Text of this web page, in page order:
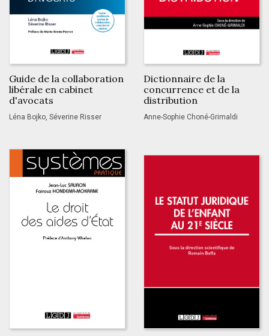
Guide de la collaboration
libérale en cabinet
d'avocats
Léna Bojko, Séverine Risser
Dictionnaire de la
concurrence et de la
distribution
Anne-Sophie Choné-Grimaldi